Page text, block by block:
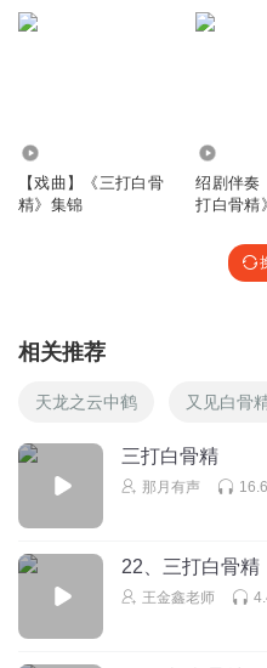
【戏曲】《三打白骨
精》集锦
绍剧伴奏
打白骨精》
相关推荐
天龙之云中鹤 又见白骨
三打白骨精
那月有声
22、三打白骨精
王金鑫老师